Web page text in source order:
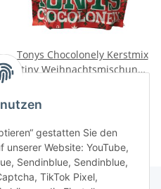
Tonys Chocolonely Kerstmix
tiny Weihnachtsmischung
gestatten Sie den
unserer Website: YouTube,
Sendinblue, Sendinblue,
TikTok Pixel,